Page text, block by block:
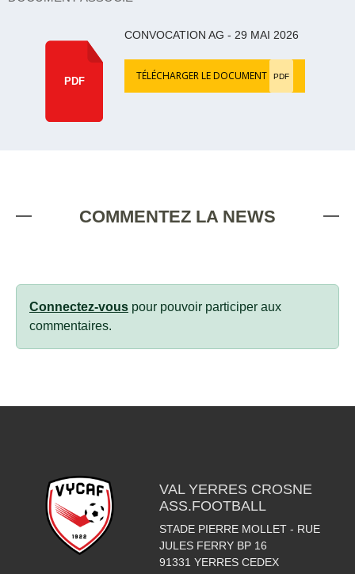
PDF
CONVOCATION AG - 29 MAI 2026
TÉLÉCHARGER LE DOCUMENT PDF
COMMENTEZ LA NEWS
Connectez-vous pour pouvoir participer aux
commentaires.
VAL YERRES CROSNE
ASS.FOOTBALL
STADE PIERRE MOLLET - RUE
JULES FERRY BP 16
91331 YERRES CEDEX